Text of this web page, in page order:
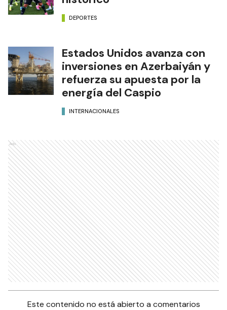
DEPORTES
Estados Unidos avanza con
inversiones en Azerbaiyán y
refuerza su apuesta por la
energía del Caspio
INTERNACIONALES
Ads
Este contenido no está abierto a comentarios